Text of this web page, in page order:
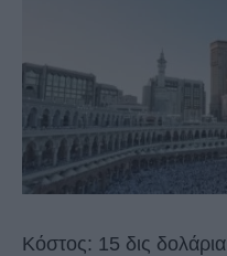
Κόστος: 15 δις δολάρια